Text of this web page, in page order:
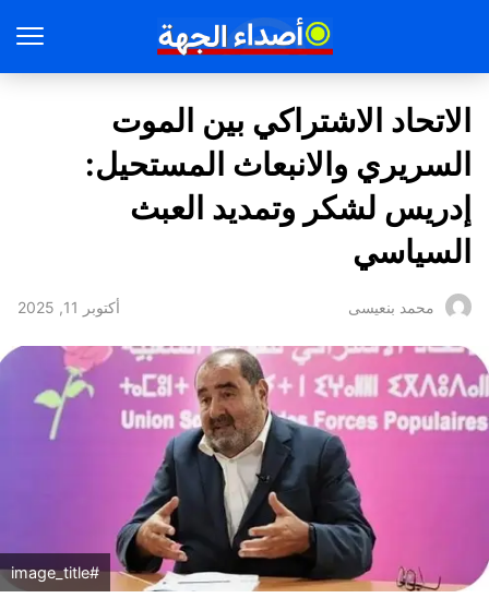
الاتحاد الاشتراكي بين الموت
السريري والانبعاث المستحيل:
إدريس لشكر وتمديد العبث
السياسي
محمد بنعيسى أكتوبر 11, 2025
#image_title